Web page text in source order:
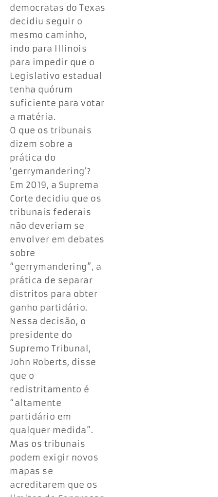
democratas do Texas
decidiu seguir o
mesmo caminho,
indo para Illinois
para impedir que o
Legislativo estadual
tenha quórum
suficiente para votar
a matéria.
O que os tribunais
dizem sobre a
prática do
‘gerrymandering’?
Em 2019, a Suprema
Corte decidiu que os
tribunais federais
não deveriam se
envolver em debates
sobre
“gerrymandering”, a
prática de separar
distritos para obter
ganho partidário.
Nessa decisão, o
presidente do
Supremo Tribunal,
John Roberts, disse
que o
redistritamento é
“altamente
partidário em
qualquer medida”.
Mas os tribunais
podem exigir novos
mapas se
acreditarem que os